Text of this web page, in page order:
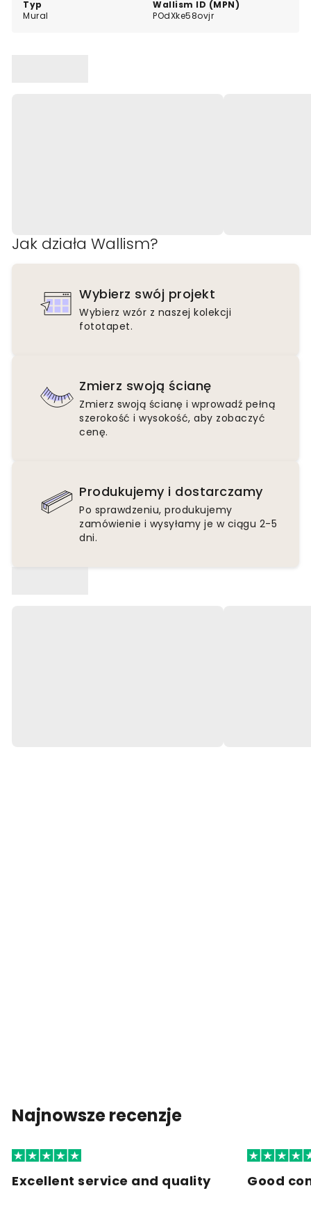
Typ
Mural
Wallism ID (MPN)
POdXke58ovjr
Jak działa Wallism?
Wybierz swój projekt
Wybierz wzór z naszej kolekcji
fototapet.
Zmierz swoją ścianę
Zmierz swoją ścianę i wprowadź pełną
szerokość i wysokość, aby zobaczyć
cenę.
Produkujemy i dostarczamy
Po sprawdzeniu, produkujemy
zamówienie i wysyłamy je w ciągu 2-5
dni.
Najnowsze recenzje
Excellent service and quality Good